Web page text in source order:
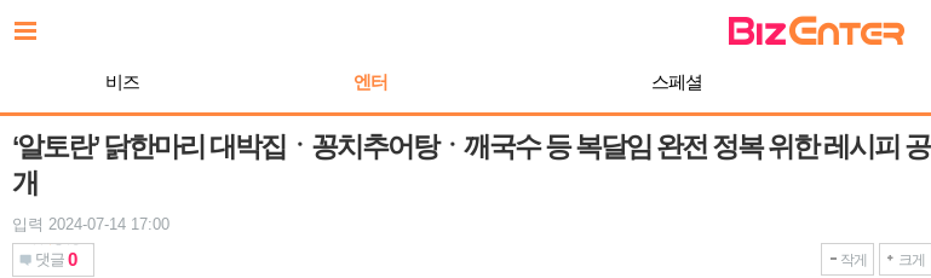
문
비즈 엔터 스페셜
‘알토란’ 닭한마리 대박집ㆍ꽁치추어탕ㆍ깨국수 등 복달임 완전 정복 위한 레시피 공
개
입력 2024-07-14 17:00
댓글 0 작게 크게